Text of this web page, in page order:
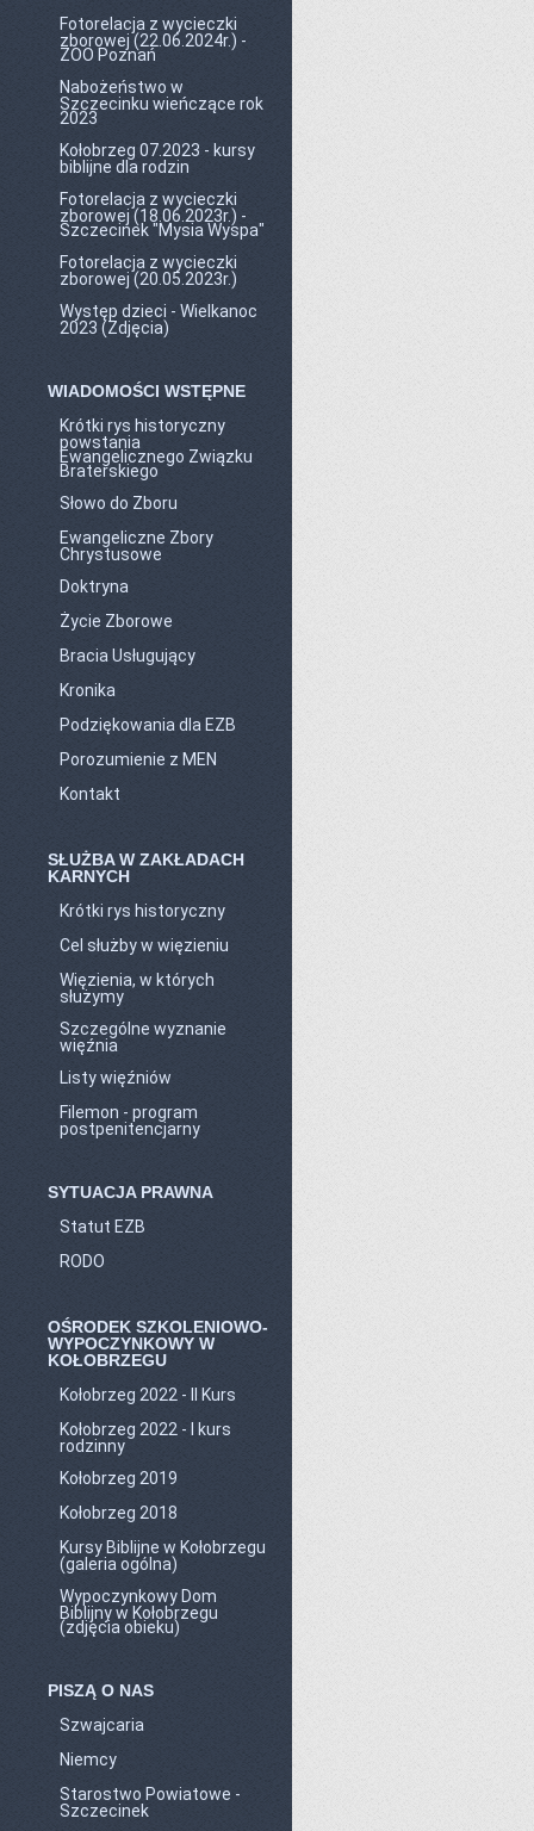
Fotorelacja z wycieczki
zborowej (22.06.2024r.) -
ZOO Poznań
Nabożeństwo w
Szczecinku wieńczące rok
2023
Kołobrzeg 07.2023 - kursy
biblijne dla rodzin
Fotorelacja z wycieczki
zborowej (18.06.2023r.) -
Szczecinek "Mysia Wyspa"
Fotorelacja z wycieczki
zborowej (20.05.2023r.)
Występ dzieci - Wielkanoc
2023 (Zdjęcia)
WIADOMOŚCI WSTĘPNE
Krótki rys historyczny
powstania
Ewangelicznego Związku
Braterskiego
Słowo do Zboru
Ewangeliczne Zbory
Chrystusowe
Doktryna
Życie Zborowe
Bracia Usługujący
Kronika
Podziękowania dla EZB
Porozumienie z MEN
Kontakt
SŁUŻBA W ZAKŁADACH
KARNYCH
Krótki rys historyczny
Cel służby w więzieniu
Więzienia, w których
służymy
Szczególne wyznanie
więźnia
Listy więźniów
Filemon - program
postpenitencjarny
SYTUACJA PRAWNA
Statut EZB
RODO
OŚRODEK SZKOLENIOWO-
WYPOCZYNKOWY W
KOŁOBRZEGU
Kołobrzeg 2022 - II Kurs
Kołobrzeg 2022 - I kurs
rodzinny
Kołobrzeg 2019
Kołobrzeg 2018
Kursy Biblijne w Kołobrzegu
(galeria ogólna)
Wypoczynkowy Dom
Biblijny w Kołobrzegu
(zdjęcia obieku)
PISZĄ O NAS
Szwajcaria
Niemcy
Starostwo Powiatowe -
Szczecinek